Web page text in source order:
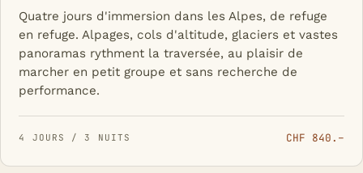
Quatre jours d'immersion dans les Alpes, de refuge
en refuge. Alpages, cols d'altitude, glaciers et vastes
panoramas rythment la traversée, au plaisir de
marcher en petit groupe et sans recherche de
performance.
4 JOURS / 3 NUITS CHF 840.–